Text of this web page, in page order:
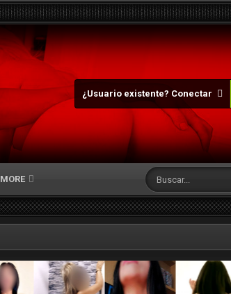
¿Usuario existente? Conectar
MORE